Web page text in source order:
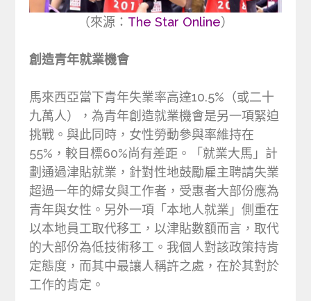
（來源： The Star Online）
創造青年就業機會
馬來西亞當下青年失業率高達10.5%（或二十
九萬人），為青年創造就業機會是另一項緊迫
挑戰。與此同時，女性勞動參與率維持在
55%，較目標60%尚有差距。「就業大馬」計
劃通過津貼就業，針對性地鼓勵雇主聘請失業
超過一年的婦女與工作者，受惠者大部份應為
青年與女性。另外一項「本地人就業」側重在
以本地員工取代移工，以津貼數額而言，取代
的大部份為低技術移工。我個人對該政策持肯
定態度，而其中最讓人稱許之處，在於其對於
工作的肯定。